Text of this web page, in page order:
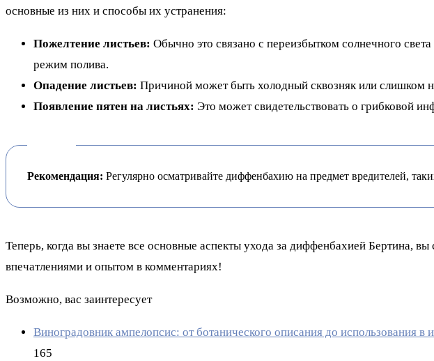
основные из них и способы их устранения:
Пожелтение листьев: Обычно это связано с переизбытком солнечного
режим полива.
Опадение листьев: Причиной может быть холодный сквозняк или слишком
Появление пятен на листьях: Это может свидетельствовать о грибковой
Рекомендация: Регулярно осматривайте диффенбахию на предмет вредителей,
Теперь, когда вы знаете все основные аспекты ухода за диффенбахией Бертина,
впечатлениями и опытом в комментариях!
Возможно, вас заинтересует
Виноградовник ампелопсис: от ботанического описания до использования в
165